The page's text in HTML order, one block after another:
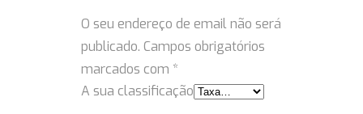
O seu endereço de email não será
publicado. Campos obrigatórios
marcados com *
A sua classificação